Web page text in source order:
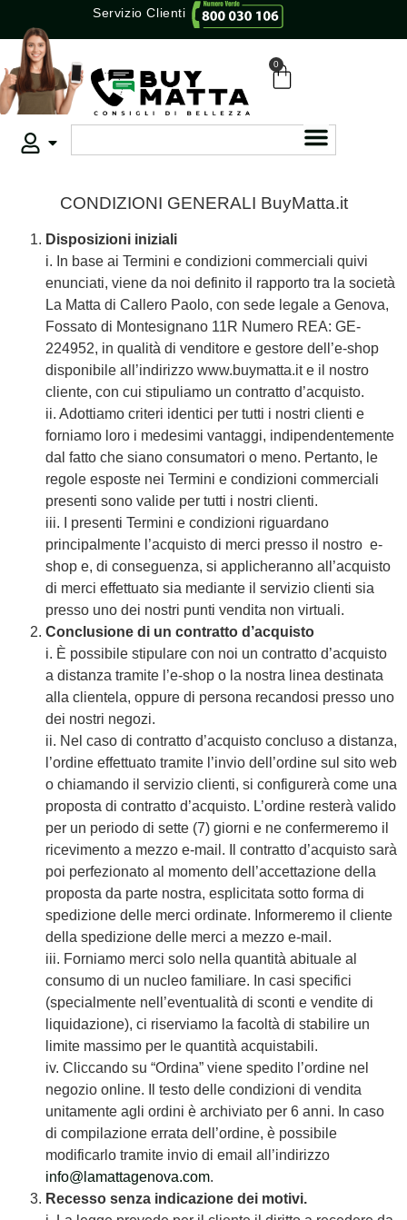
Servizio Clienti
0
CONDIZIONI GENERALI BuyMatta.it
Disposizioni iniziali
i. In base ai Termini e condizioni commerciali quivi
enunciati, viene da noi definito il rapporto tra la società
La Matta di Callero Paolo, con sede legale a Genova,
Fossato di Montesignano 11R Numero REA: GE-
224952, in qualità di venditore e gestore dell’e-shop
disponibile all’indirizzo www.buymatta.it e il nostro
cliente, con cui stipuliamo un contratto d’acquisto.
ii. Adottiamo criteri identici per tutti i nostri clienti e
forniamo loro i medesimi vantaggi, indipendentemente
dal fatto che siano consumatori o meno. Pertanto, le
regole esposte nei Termini e condizioni commerciali
presenti sono valide per tutti i nostri clienti.
iii. I presenti Termini e condizioni riguardano
principalmente l’acquisto di merci presso il nostro e-
shop e, di conseguenza, si applicheranno all’acquisto
di merci effettuato sia mediante il servizio clienti sia
presso uno dei nostri punti vendita non virtuali.
Conclusione di un contratto d’acquisto
i. È possibile stipulare con noi un contratto d’acquisto
a distanza tramite l’e-shop o la nostra linea destinata
alla clientela, oppure di persona recandosi presso uno
dei nostri negozi.
ii. Nel caso di contratto d’acquisto concluso a distanza,
l’ordine effettuato tramite l’invio dell’ordine sul sito web
o chiamando il servizio clienti, si configurerà come una
proposta di contratto d’acquisto. L’ordine resterà valido
per un periodo di sette (7) giorni e ne confermeremo il
ricevimento a mezzo e-mail. Il contratto d’acquisto sarà
poi perfezionato al momento dell’accettazione della
proposta da parte nostra, esplicitata sotto forma di
spedizione delle merci ordinate. Informeremo il cliente
della spedizione delle merci a mezzo e-mail.
iii. Forniamo merci solo nella quantità abituale al
consumo di un nucleo familiare. In casi specifici
(specialmente nell’eventualità di sconti e vendite di
liquidazione), ci riserviamo la facoltà di stabilire un
limite massimo per le quantità acquistabili.
iv. Cliccando su “Ordina” viene spedito l’ordine nel
negozio online. Il testo delle condizioni di vendita
unitamente agli ordini è archiviato per 6 anni. In caso
di compilazione errata dell’ordine, è possibile
modificarlo tramite invio di email all’indirizzo
info@lamattagenova.com.
Recesso senza indicazione dei motivi.